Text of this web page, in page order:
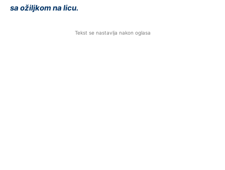
sa ožiljkom na licu.
Tekst se nastavlja nakon oglasa